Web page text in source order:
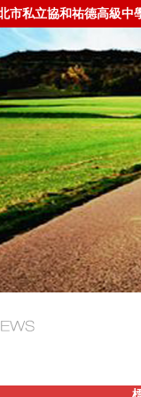
市私立協和祐德高級中